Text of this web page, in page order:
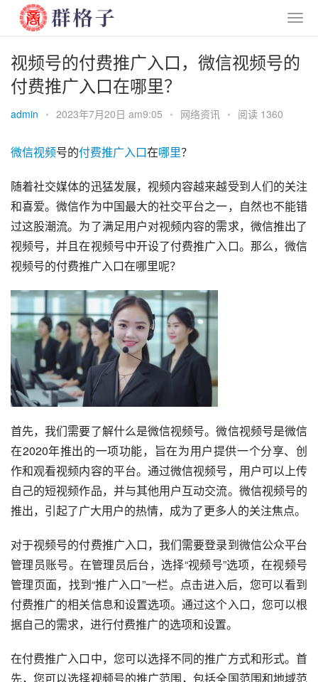
视频号的付费推广入口，微信视频号的
付费推广入口在哪里？
admin • 2023年7月20日 am9:05 • 网络资讯 • 阅读 1360
微信视频号的付费推广入口在哪里？
随着社交媒体的迅猛发展，视频内容越来越受到人们的关注
和喜爱。微信作为中国最大的社交平台之一，自然也不能错
过这股潮流。为了满足用户对视频内容的需求，微信推出了
视频号，并且在视频号中开设了付费推广入口。那么，微信
视频号的付费推广入口在哪里呢？
首先，我们需要了解什么是微信视频号。微信视频号是微信
在2020年推出的一项功能，旨在为用户提供一个分享、创
作和观看视频内容的平台。通过微信视频号，用户可以上传
自己的短视频作品，并与其他用户互动交流。微信视频号的
推出，引起了广大用户的热情，成为了更多人的关注焦点。
对于视频号的付费推广入口，我们需要登录到微信公众平台
管理员账号。在管理员后台，选择“视频号”选项，在视频号
管理页面，找到“推广入口”一栏。点击进入后，您可以看到
付费推广的相关信息和设置选项。通过这个入口，您可以根
据自己的需求，进行付费推广的选项和设置。
在付费推广入口中，您可以选择不同的推广方式和形式。首
先，您可以选择视频号的推广范围，包括全国范围和地域范